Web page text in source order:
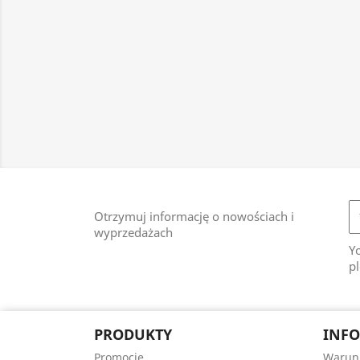
Otrzymuj informację o nowościach i
wyprzedażach
PRODUKTY